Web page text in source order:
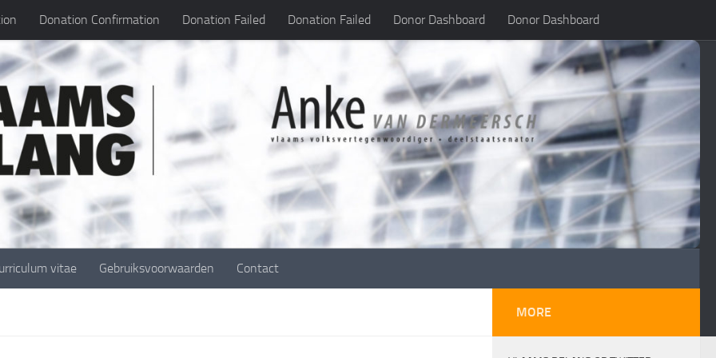
Donation Confirmation Donation Failed Donation Failed Donor Dashboard Donor Dashboard
vitae Gebruiksvoorwaarden Contact
MORE